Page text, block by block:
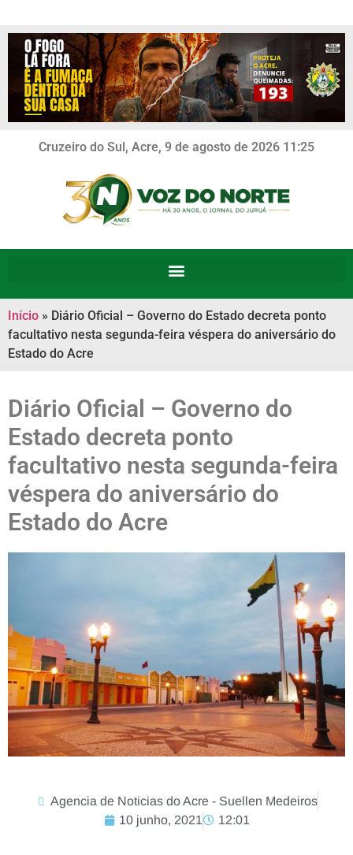
Cruzeiro do Sul, Acre, 9 de agosto de 2026 11:25
Início » Diário Oficial – Governo do Estado decreta ponto
facultativo nesta segunda-feira véspera do aniversário do
Estado do Acre
Diário Oficial – Governo do
Estado decreta ponto
facultativo nesta segunda-feira
véspera do aniversário do
Estado do Acre
Agencia de Noticias do Acre - Suellen Medeiros
10 junho, 2021
12:01